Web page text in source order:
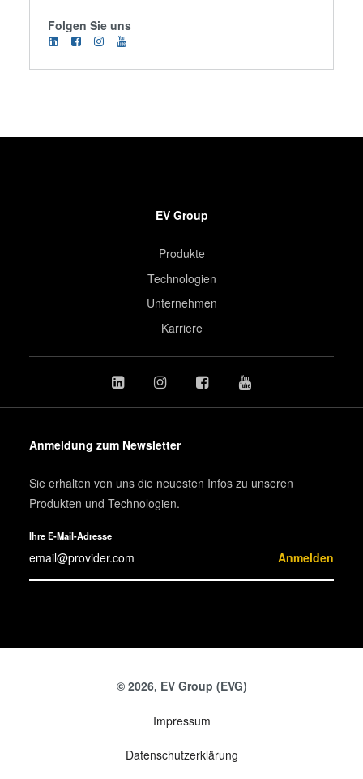
Folgen Sie uns
EV Group
Produkte
Technologien
Unternehmen
Karriere
Anmeldung zum Newsletter
Sie erhalten von uns die neuesten Infos zu unseren
Produkten und Technologien.
Ihre E-Mail-Adresse
Anmelden
© 2026, EV Group (EVG)
Impressum
Datenschutzerklärung